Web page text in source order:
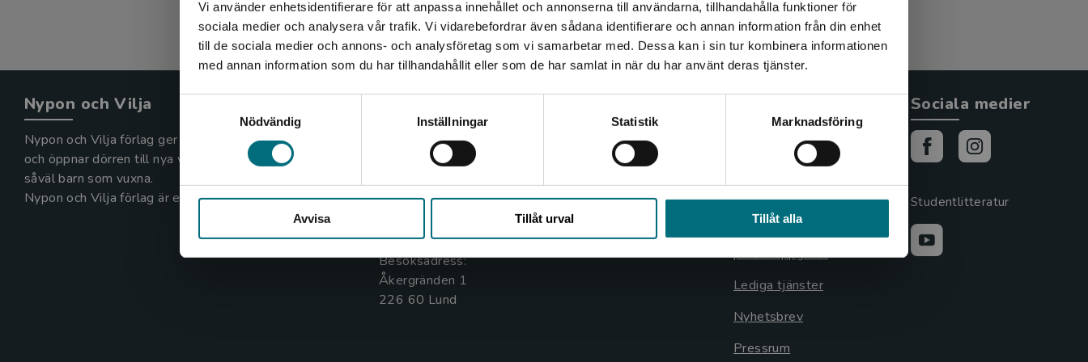
Vi använder enhetsidentifierare för att anpassa innehållet och annonserna till användarna, tillhandahålla funktioner för
sociala medier och analysera vår trafik. Vi vidarebefordrar även sådana identifierare och annan information från din enhet
till de sociala medier och annons- och analysföretag som vi samarbetar med. Dessa kan i sin tur kombinera informationen
med annan information som du har tillhandahållit eller som de har samlat in när du har använt deras tjänster.
Nödvändig
Inställningar Statistik Marknadsföring
Avvisa Tillåt urval Tillåt alla
Det verkar som att du besöker nyponochviljaforlag.se via
en enhet utanför Sverige. Vi erbjuder inte leveranser
utanför Sverige. För att kunna slutföra ett köp måste
leveransadressen vara i Sverige.
Nypon och Vilja
Nypon och Vilja förlag ger ut böcker som väcker läslust
och öppnar dörren till nya världar och möjligheter för
såväl barn som vuxna.
Nypon och Vilja förlag är en del av Studentlitteratur.
Kontakta oss
046-31 20 00
Box 141
Besöksadress:
Åkergränden 1
Kontakta kundservice
046-31 21 00
Frågor och svar
Köpvillkor
Cookieinställningar
GDPR och
personuppgifter
Lediga tjänster
Nyhetsbrev
Pressrum
Sociala medier
Studentlitteratur